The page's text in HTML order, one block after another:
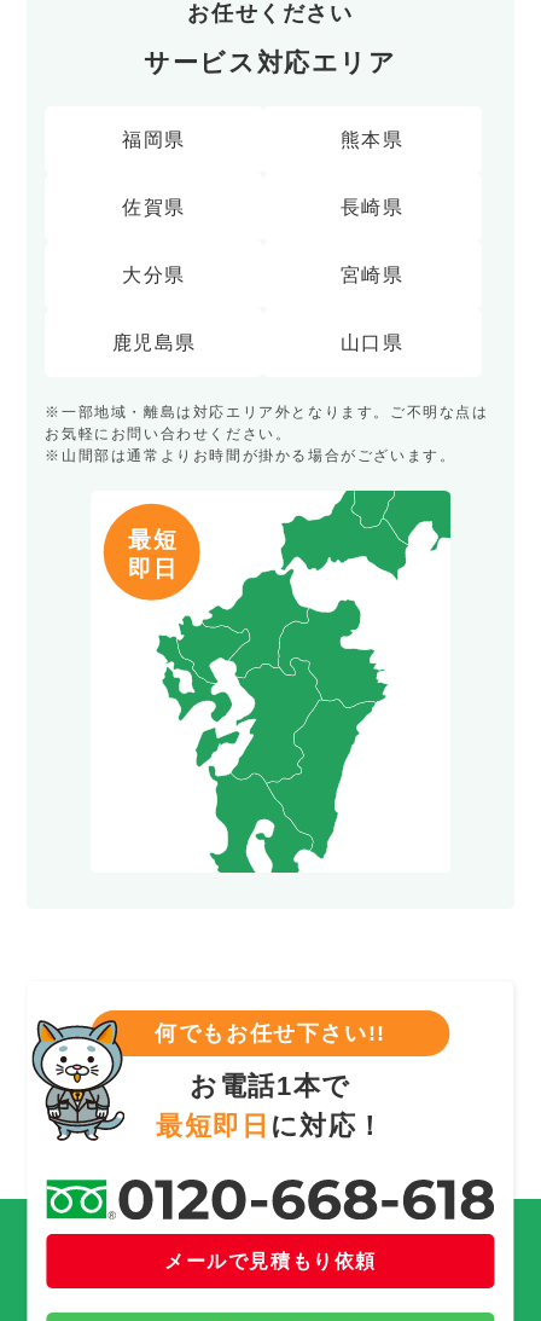
お任せください
サービス対応エリア
福岡県 熊本県
佐賀県 長崎県
大分県 宮崎県
鹿児島県 山口県
※一部地域・離島は対応エリア外となります。ご不明な点は
お気軽にお問い合わせください。
※山間部は通常よりお時間が掛かる場合がございます。
何でもお任せ下さい!!
お電話1本で
最短即日 に対応！
メールで見積もり依頼